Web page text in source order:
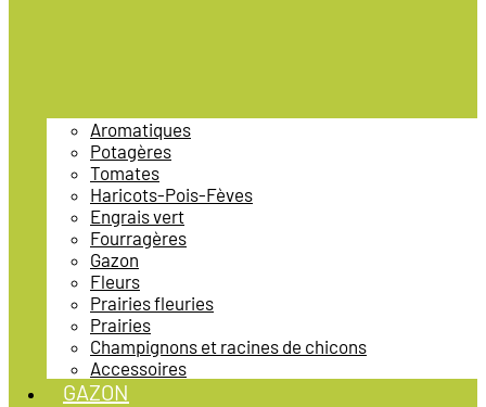
Aromatiques
Potagères
Tomates
Haricots-Pois-Fèves
Engrais vert
Fourragères
Gazon
Fleurs
Prairies fleuries
Prairies
Champignons et racines de chicons
Accessoires
GAZON